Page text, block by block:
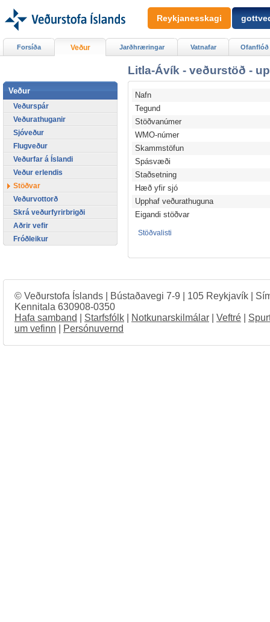
Litla-Ávík - veðurstöð -
Nafn
Tegund
Stöðvanúmer
WMO-númer
Skammstöfun
Spásvæði
Staðsetning
Hæð yfir sjó
Upphaf veðurathuguna
Eigandi stöðvar
Stöðvalisti
Forsíða Veður Jarðhræringar Vatnafar Ofanflóð
Veður
Veðurspár
Veðurathuganir
Sjóveður
Flugveður
Veðurfar á Íslandi
Veður erlendis
Stöðvar
Veðurvottorð
Skrá veðurfyrirbrigði
Aðrir vefir
Fróðleikur
Reykjanesskagi
© Veðurstofa Íslands | Bústaðavegi 7-9 | 105 Reykjavík |
Kennitala 630908-0350
Hafa samband
Starfsfólk Notkunarskilmálar Veftré
um vefinn
Persónuvernd